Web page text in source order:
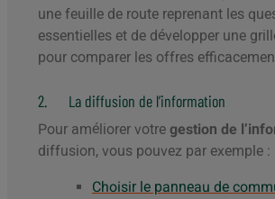
une feuille de route reprenant les
essentielles et de développer une
pour comparer les offres
2. La diffusion de l’information
Pour améliorer votre gestion de
diffusion, vous pouvez par exemple :
Choisir le panneau de